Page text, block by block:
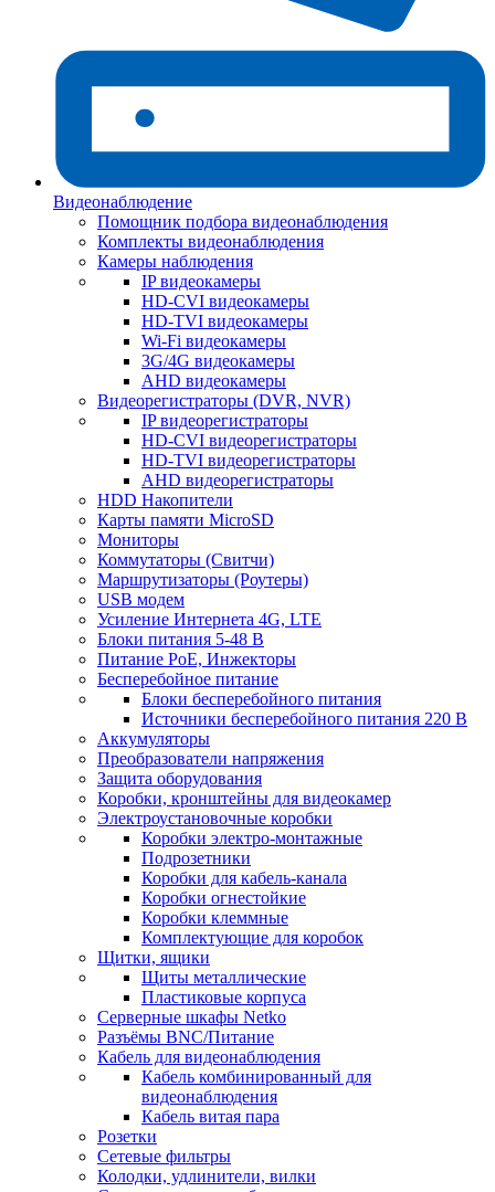
Видеонаблюдение
Помощник подбора видеонаблюдения
Комплекты видеонаблюдения
Камеры наблюдения
IP видеокамеры
HD-CVI видеокамеры
HD-TVI видеокамеры
Wi-Fi видеокамеры
3G/4G видеокамеры
AHD видеокамеры
Видеорегистраторы (DVR, NVR)
IP видеорегистраторы
HD-CVI видеорегистраторы
HD-TVI видеорегистраторы
AHD видеорегистраторы
HDD Накопители
Карты памяти MicroSD
Мониторы
Коммутаторы (Свитчи)
Маршрутизаторы (Роутеры)
USB модем
Усиление Интернета 4G, LTE
Блоки питания 5-48 В
Питание PoE, Инжекторы
Бесперебойное питание
Блоки бесперебойного питания
Источники бесперебойного питания 220 В
Аккумуляторы
Преобразователи напряжения
Защита оборудования
Коробки, кронштейны для видеокамер
Электроустановочные коробки
Коробки электро-монтажные
Подрозетники
Коробки для кабель-канала
Коробки огнестойкие
Коробки клеммные
Комплектующие для коробок
Щитки, ящики
Щиты металлические
Пластиковые корпуса
Серверные шкафы Netko
Разъёмы BNC/Питание
Кабель для видеонаблюдения
Кабель комбинированный для
видеонаблюдения
Кабель витая пара
Розетки
Сетевые фильтры
Колодки, удлинители, вилки